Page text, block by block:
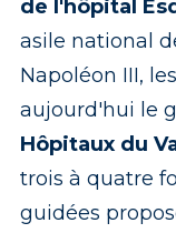
de l'hôpital
asile national
Napoléon III,
aujourd'hui le
Hôpitaux du
trois à quatre
guidées